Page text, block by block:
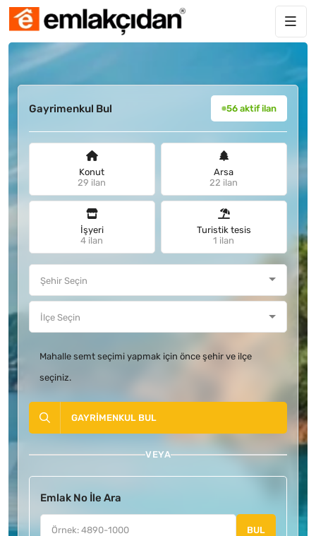
Gayrimenkul Bul 56 aktif ilan
Konut
29 ilan
Arsa
22 ilan
İşyeri
4 ilan
Turistik tesis
1 ilan
Mahalle semt seçimi yapmak için önce şehir ve ilçe
seçiniz.
GAYRIMENKUL BUL
VEYA
Emlak No İle Ara
BUL